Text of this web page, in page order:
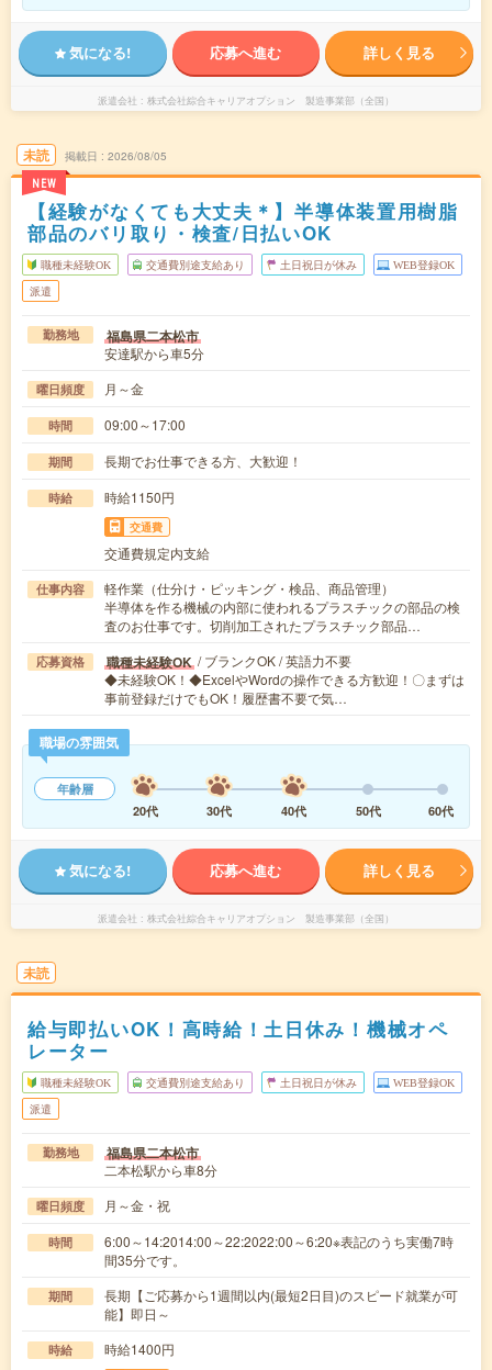
気になる! 応募へ進む 詳しく見る
派遣会社 株式会社綜合キャリアオプション 製造事業部（全国）
未読
NEW
掲載日 2026/08/05
【経験がなくても大丈夫＊】半導体装置用樹脂
部品のバリ取り・検査/日払いOK
職種未経験OK 交通費別途支給あり 土日祝日が休み WEB登録OK
派遣
勤務地 福島県二本松市
安達駅から車5分
曜日頻度 月～金
時間 09:00～17:00
期間 長期でお仕事できる方、大歓迎！
時給 時給1150円
交通費
交通費規定内支給
仕事内容
軽作業（仕分け・ピッキング・検品、商品管理）
半導体を作る機械の内部に使われるプラスチックの部品の検
査のお仕事です。切削加工されたプラスチック部品…
応募資格 職種未経験OK / ブランクOK / 英語力不要
◆未経験OK！◆ExcelやWordの操作できる方歓迎！〇まずは
事前登録だけでもOK！履歴書不要で気…
職場の雰囲気
年齢層
20代
30代 40代 50代 60代
気になる! 応募へ進む 詳しく見る
派遣会社 株式会社綜合キャリアオプション 製造事業部（全国）
未読
給与即払いOK！高時給！土日休み！機械オペ
レーター
職種未経験OK 交通費別途支給あり 土日祝日が休み WEB登録OK
派遣
勤務地 福島県二本松市
二本松駅から車8分
曜日頻度 月～金・祝
時間
6:00～14:2014:00～22:2022:00～6:20※表記のうち実働7時
間35分です。
期間
長期【ご応募から1週間以内(最短2日目)のスピード就業が可
能】即日～
時給 時給1400円